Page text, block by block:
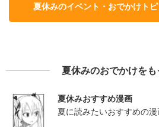
夏休みのイベント・おでかけト
夏休みのおでかけを
夏休みおすすめ漫画
夏に読みたいおすすめの